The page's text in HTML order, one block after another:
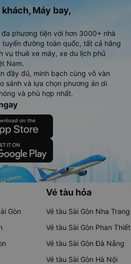
Máy bay,
phương tiện với hơn 3000+ nhà
đường toàn quốc, tất cả hãng
vụ thuê xe máy, xe du lịch phủ
Nam.
đầy đủ, minh bạch cùng vô vàn
sánh và lựa chọn phương án di
và phù hợp nhất.
Gòn
Vé tàu hỏa
Vé tàu Sài Gòn Nha Trang
Vé tàu Sài Gòn Phan Thiết
Vé tàu Sài Gòn Đà Nẵng
Vé tàu Sài Gòn Hà Nội